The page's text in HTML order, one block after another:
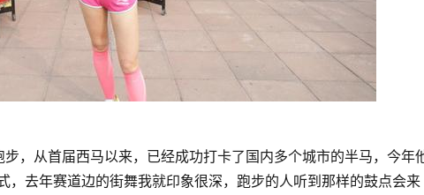
，从首届西马以来，已经成功打卡了国内多个城市的半马，今年
，去年赛道边的街舞我就印象很深，跑步的人听到那样的鼓点会来